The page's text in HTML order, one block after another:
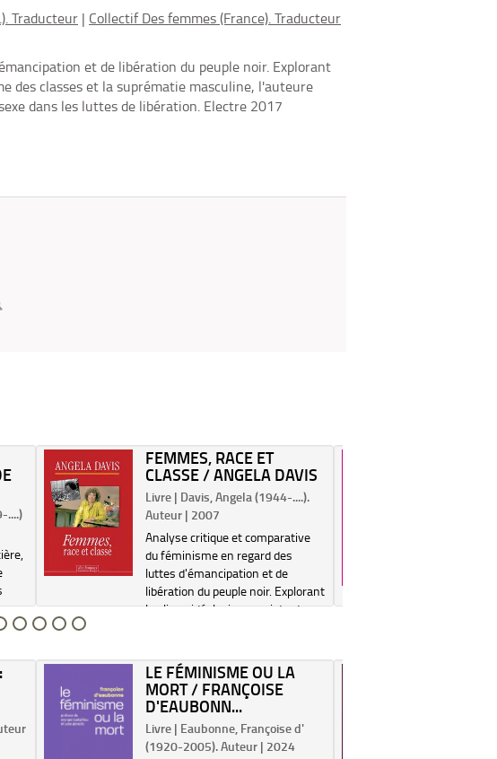
Traducteur | Collectif Des femmes (France). Traducteur
et de libération du peuple noir. Explorant
des classes et la suprématie masculine, l'auteure
dans les luttes de libération. ­Electre 2017
....)
sa
FEMMES, RACE ET
CLASSE / ANGELA DAVIS
Livre | Davis, Angela (1944-....).
Auteur | 2007
Analyse critique et comparative
du féminisme en regard des
luttes d'émancipation et de
libération du peuple noir. Explorant
les liens idéologiques existant
suprématie mas...
LE FÉMINISME OU LA
MORT / FRANÇOISE
D'EAUBONN...
Livre | Eaubonne, Françoise d'
(1920-2005). Auteur | 2024